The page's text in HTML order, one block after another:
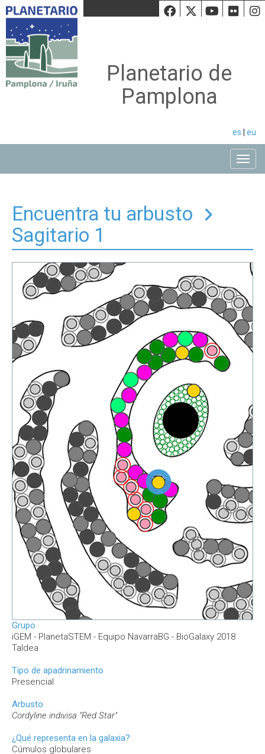
Facebook
Twiiter
Planetario de
Pamplona
es eu
Encuentra tu arbusto
Sagitario 1
Grupo
iGEM - PlanetaSTEM - Equipo NavarraBG - BioGalaxy 2018
Taldea
Tipo de apadrinamiento
Presencial
Arbusto
Cordyline indivisa "Red Star"
¿Qué representa en la galaxia?
Cúmulos globulares